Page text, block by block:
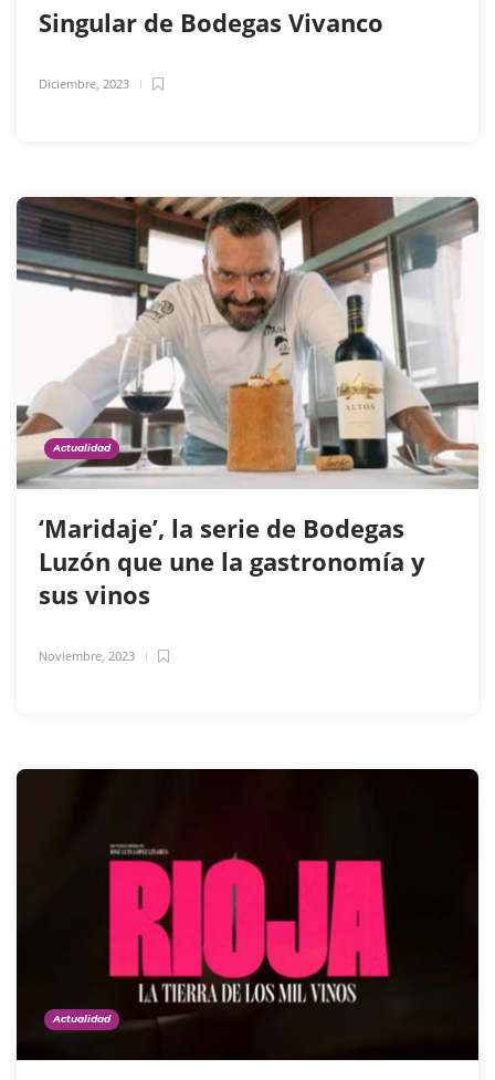
Singular de Bodegas Vivanco
Diciembre, 2023
Actualidad
‘Maridaje’, la serie de Bodegas
Luzón que une la gastronomía y
sus vinos
Noviembre, 2023
Actualidad